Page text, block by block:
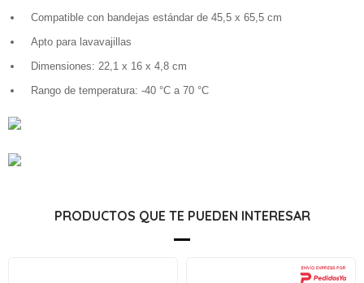
Compatible con bandejas estándar de 45,5 x 65,5 cm
Apto para lavavajillas
Dimensiones: 22,1 x 16 x 4,8 cm
Rango de temperatura: -40 °C a 70 °C
PRODUCTOS QUE TE PUEDEN INTERESAR